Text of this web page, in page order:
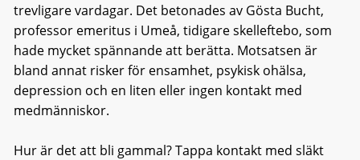
trevligare vardagar. Det betonades av Gösta Bucht,
professor emeritus i Umeå, tidigare skelleftebo, som
hade mycket spännande att berätta. Motsatsen är
bland annat risker för ensamhet, psykisk ohälsa,
depression och en liten eller ingen kontakt med
medmänniskor.
Hur är det att bli gammal? Tappa kontakt med släkt